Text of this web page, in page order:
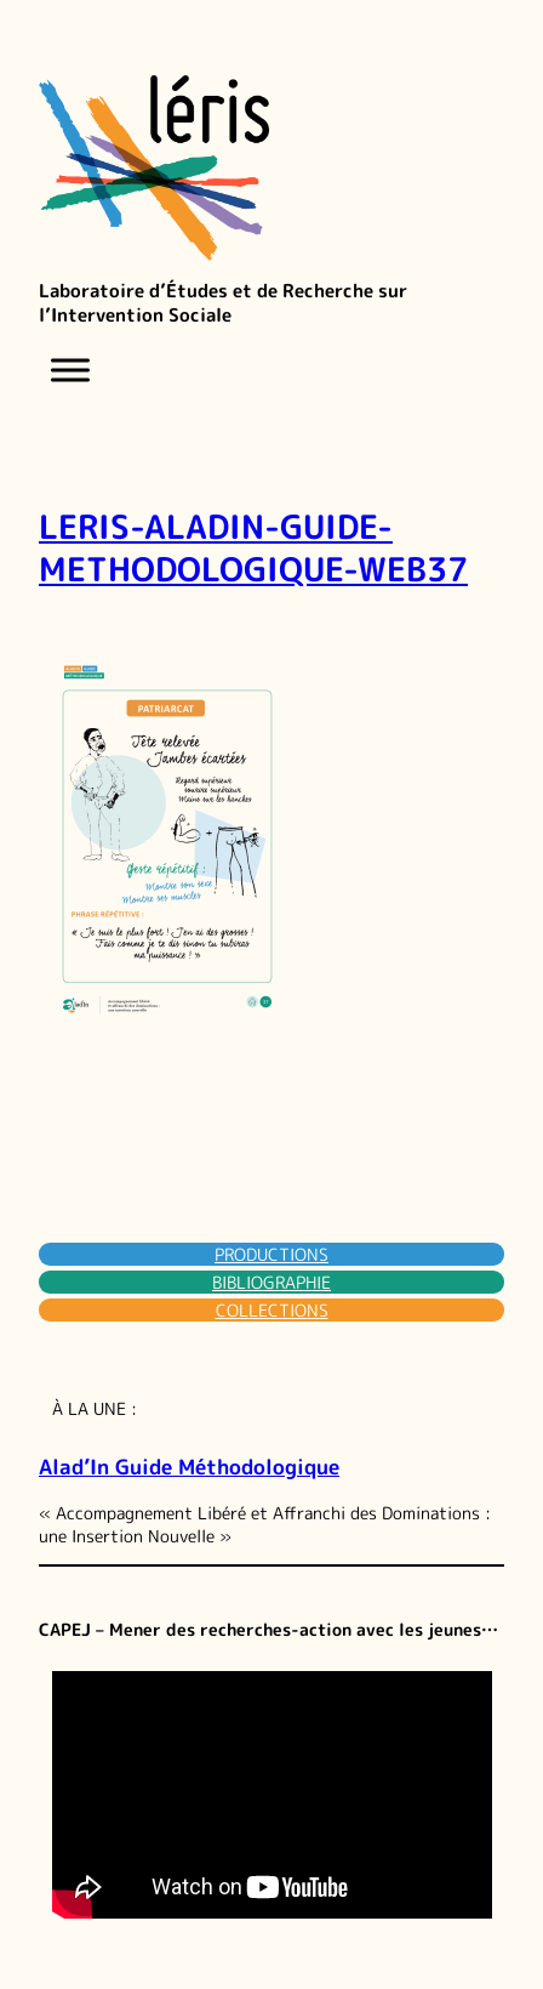
Laboratoire d’Études et de Recherche sur
l’Intervention Sociale
LERIS-ALADIN-GUIDE-
METHODOLOGIQUE-WEB37
PRODUCTIONS
BIBLIOGRAPHIE
COLLECTIONS
À LA UNE :
Alad’In Guide Méthodologique
« Accompagnement Libéré et Affranchi des Dominations :
une Insertion Nouvelle »
CAPEJ – Mener des recherches-action avec les jeunes…